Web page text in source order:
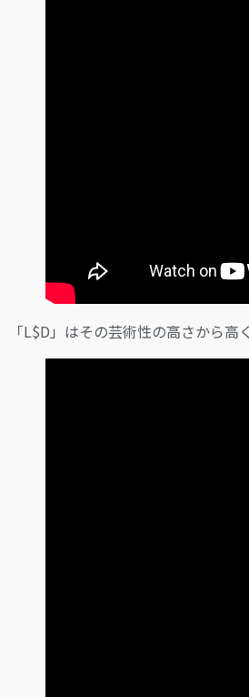
「L$D」はその芸術性の高さから